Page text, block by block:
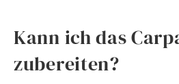
Kann ich das
zubereiten?